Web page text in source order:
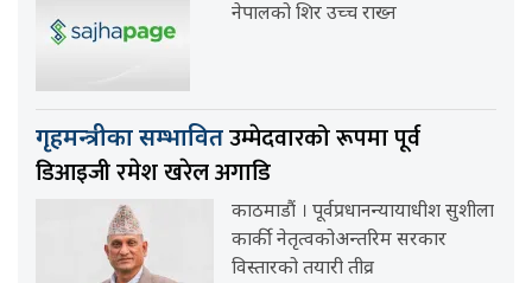
नेपालको शिर उच्च राख्न
गृहमन्त्रीका सम्भावितउम्मेदवारको रूपमा पूर्व
डिआइजी रमेश खरेल अगाडि
काठमाडौं । पूर्वप्रधानन्यायाधीश सुशीला
कार्की नेतृत्वकोअन्तरिम सरकार
विस्तारको तयारी तीव्र